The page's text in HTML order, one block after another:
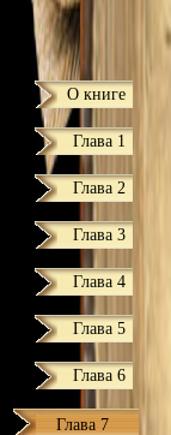
О книге
Глава 1
Глава 2
Глава 3
Глава 4
Глава 5
Глава 6
Глава 7